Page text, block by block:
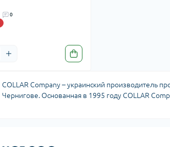
0
COLLAR Company – украинский производитель
Чернигове. Основанная в 1995 году COLLAR